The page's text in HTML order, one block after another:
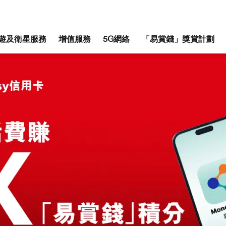
及衛星服務 增值服務 5G網絡 「易賞錢」獎賞計劃